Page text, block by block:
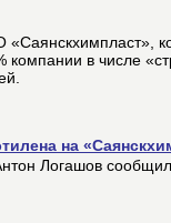
в числе
на
Логашов